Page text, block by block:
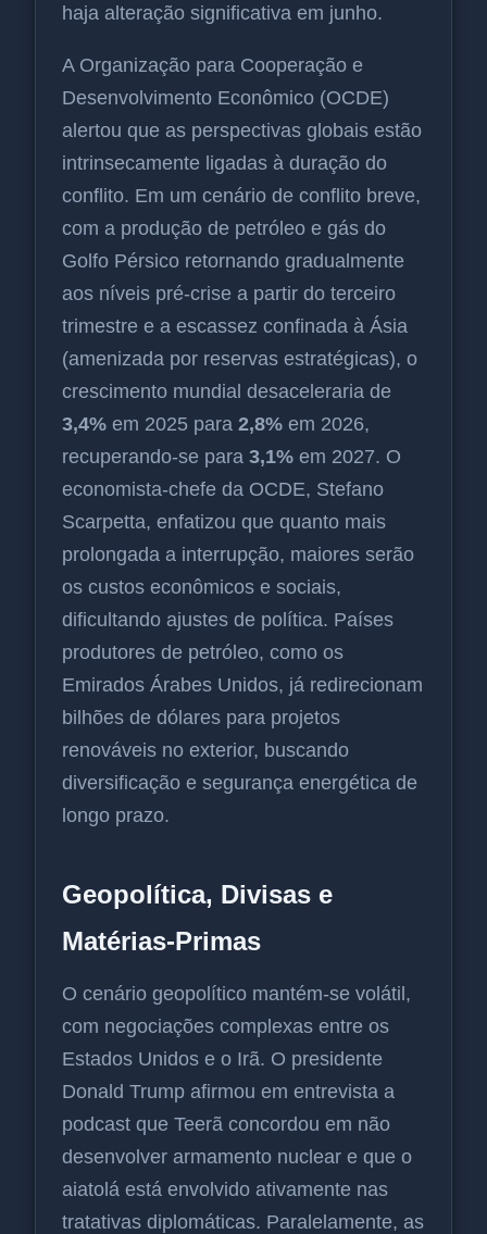
haja alteração significativa em junho.
A Organização para Cooperação e
Desenvolvimento Econômico (OCDE)
alertou que as perspectivas globais estão
intrinsecamente ligadas à duração do
conflito. Em um cenário de conflito breve,
com a produção de petróleo e gás do
Golfo Pérsico retornando gradualmente
aos níveis pré-crise a partir do terceiro
trimestre e a escassez confinada à Ásia
(amenizada por reservas estratégicas), o
crescimento mundial desaceleraria de
3,4% em 2025 para 2,8% em 2026,
recuperando-se para 3,1% em 2027. O
economista-chefe da OCDE, Stefano
Scarpetta, enfatizou que quanto mais
prolongada a interrupção, maiores serão
os custos econômicos e sociais,
dificultando ajustes de política. Países
produtores de petróleo, como os
Emirados Árabes Unidos, já redirecionam
bilhões de dólares para projetos
renováveis no exterior, buscando
diversificação e segurança energética de
longo prazo.
Geopolítica, Divisas e
Matérias-Primas
O cenário geopolítico mantém-se volátil,
com negociações complexas entre os
Estados Unidos e o Irã. O presidente
Donald Trump afirmou em entrevista a
podcast que Teerã concordou em não
desenvolver armamento nuclear e que o
aiatolá está envolvido ativamente nas
tratativas diplomáticas. Paralelamente, as